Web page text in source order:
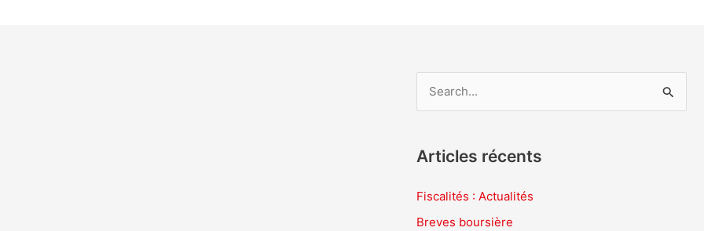
h
Articles récents
Fiscalités : Actualités
Breves boursière